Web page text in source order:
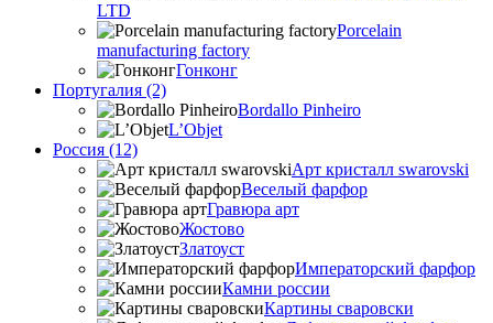
LTD
Porcelain
manufacturing factory
Гонконг
Португалия (2)
Bordallo Pinheiro
L’Objet
Россия (12)
Арт кристалл swarovski
Веселый фарфор
Гравюра арт
Жостово
Златоуст
Императорский фарфор
Камни россии
Картины сваровски